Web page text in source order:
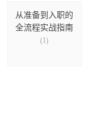
从准备到入职的
全流程实战指南
(1)